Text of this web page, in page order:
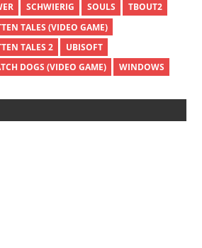
SCHWIERIG SOULS
TBOUT2
TALES (VIDEO GAME)
TALES 2
UBISOFT
DOGS (VIDEO GAME) WINDOWS